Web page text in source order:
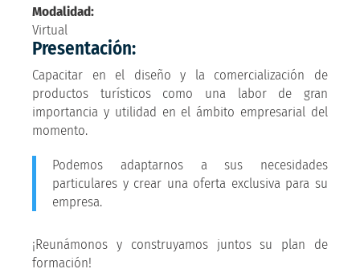
Modalidad:
Virtual
Presentación:
Capacitar en el diseño y la comercialización de
productos turísticos como una labor de gran
importancia y utilidad en el ámbito empresarial del
momento.
Podemos adaptarnos a sus necesidades
particulares y crear una oferta exclusiva para su
empresa.
¡Reunámonos y construyamos juntos su plan de
formación!